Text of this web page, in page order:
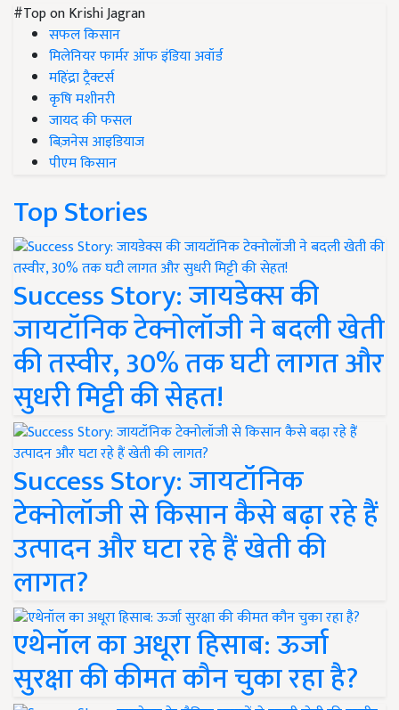
#Top on Krishi Jagran
सफल किसान
मिलेनियर फार्मर ऑफ इंडिया अवॉर्ड
महिंद्रा ट्रैक्टर्स
कृषि मशीनरी
जायद की फसल
बिज़नेस आइडियाज
पीएम किसान
Top Stories
Success Story: जायडेक्स की
जायटॉनिक टेक्नोलॉजी ने बदली खेती
की तस्वीर, 30% तक घटी लागत और
सुधरी मिट्टी की सेहत!
Success Story: जायटॉनिक
टेक्नोलॉजी से किसान कैसे बढ़ा रहे हैं
उत्पादन और घटा रहे हैं खेती की
लागत?
एथेनॉल का अधूरा हिसाब: ऊर्जा
सुरक्षा की कीमत कौन चुका रहा है?